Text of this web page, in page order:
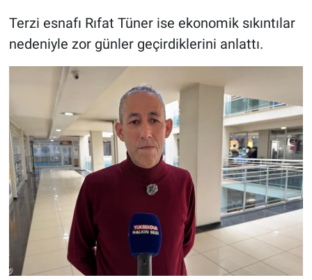
Terzi esnafı Rıfat Tüner ise ekonomik sıkıntılar
nedeniyle zor günler geçirdiklerini anlattı.